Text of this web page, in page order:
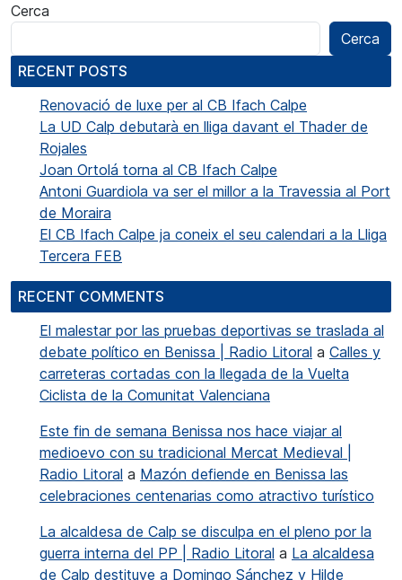
Cerca
Cerca
RECENT POSTS
Renovació de luxe per al CB Ifach Calpe
La UD Calp debutarà en lliga davant el Thader de
Rojales
Joan Ortolá torna al CB Ifach Calpe
Antoni Guardiola va ser el millor a la Travessia al Port
de Moraira
El CB Ifach Calpe ja coneix el seu calendari a la Lliga
Tercera FEB
RECENT COMMENTS
El malestar por las pruebas deportivas se traslada al
debate político en Benissa | Radio Litoral a Calles y
carreteras cortadas con la llegada de la Vuelta
Ciclista de la Comunitat Valenciana
Este fin de semana Benissa nos hace viajar al
medioevo con su tradicional Mercat Medieval |
Radio Litoral a Mazón defiende en Benissa las
celebraciones centenarias como atractivo turístico
La alcaldesa de Calp se disculpa en el pleno por la
guerra interna del PP | Radio Litoral a La alcaldesa
de Calp destituye a Domingo Sánchez y Hilde